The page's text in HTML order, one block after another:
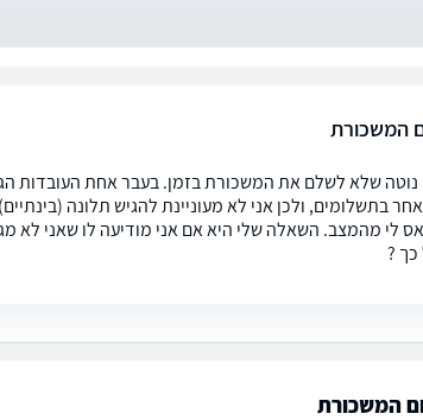
המשכורת
שלא לשלם את המשכורת בזמן. בעבר אחת העובדות
בתשלומים, ולכן אני לא מעוניינת להגיש תלונה
לי מהמצב. השאלה שלי היא אם אני מודיעה לו שאני
?
המשכורת